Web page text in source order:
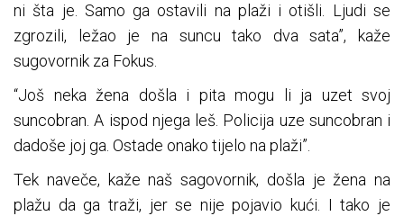
ni šta je. Samo ga ostavili na plaži i otišli. Ljudi se
zgrozili, ležao je na suncu tako dva sata”, kaže
sugovornik za Fokus.
“Još neka žena došla i pita mogu li ja uzet svoj
suncobran. A ispod njega leš. Policija uze suncobran i
dadoše joj ga. Ostade onako tijelo na plaži”.
Tek naveče, kaže naš sagovornik, došla je žena na
plažu da ga traži, jer se nije pojavio kući. I tako je